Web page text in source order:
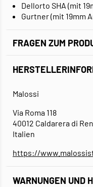
Dellorto SHA (mit
Gurtner (mit 19mm
FRAGEN ZUM
Malossi
Via Roma 118
40012 Caldarera di
Italien
https://
WARNUNGEN UND